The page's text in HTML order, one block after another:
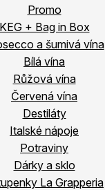
Promo
KEG + Bag in Box
a šumivá vína
Bílá vína
Růžová vína
Červená vína
Destiláty
Italské nápoje
Potraviny
Dárky a sklo
La Grapperia